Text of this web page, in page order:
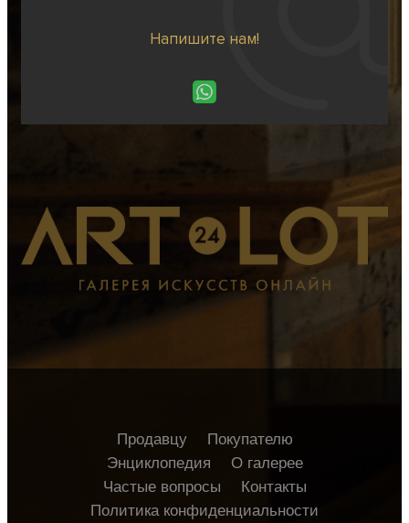
Напишите нам!
Продавцу
Покупателю
Энциклопедия
О галерее
Частые вопросы
Контакты
Политика конфиденциальности